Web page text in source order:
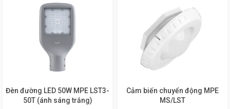
Đèn đường LED 50W MPE LST3-
50T (ánh sáng trắng)
Cảm biến chuyển động MPE
MS/LST